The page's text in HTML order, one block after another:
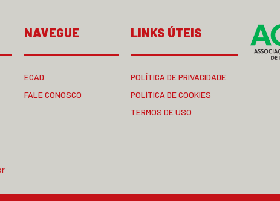
NAVEGUE
ECAD
FALE CONOSCO
LINKS ÚTEIS
POLÍTICA DE PRIVACIDADE
POLÍTICA DE COOKIES
TERMOS DE USO